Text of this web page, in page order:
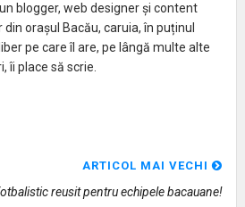
blogger, web designer și content
din orașul Bacău, caruia, în puținul
pe care îl are, pe lângă multe alte
îi place să scrie.
ARTICOL MAI VECHI
reusit pentru echipele bacauane!